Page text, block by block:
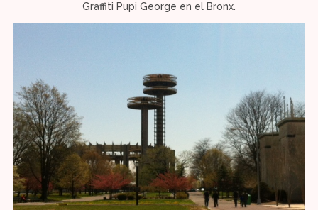
Graffiti Pupi George en el Bronx.